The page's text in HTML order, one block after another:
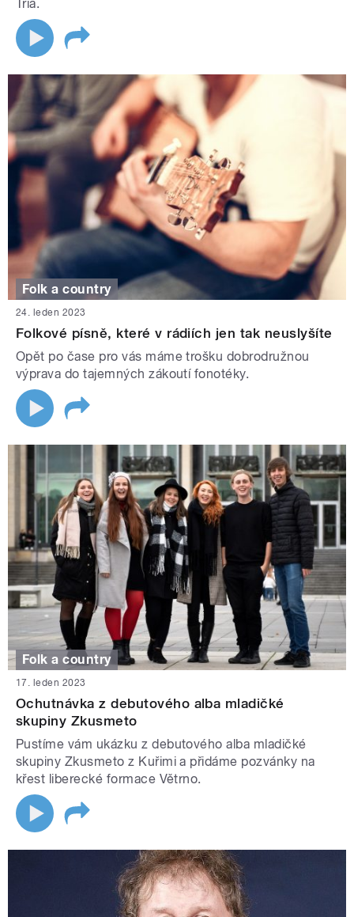
Tria.
Folk a country
24. leden 2023
Folkové písně, které v rádiích jen tak neuslyšíte
Opět po čase pro vás máme trošku dobrodružnou
výprava do tajemných zákoutí fonotéky.
Folk a country
17. leden 2023
Ochutnávka z debutového alba mladičké
skupiny Zkusmeto
Pustíme vám ukázku z debutového alba mladičké
skupiny Zkusmeto z Kuřimi a přidáme pozvánky na
křest liberecké formace Větrno.